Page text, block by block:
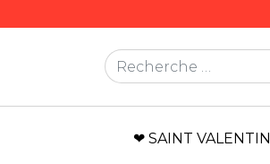
Rechercher
❤ SAINT VALENTIN